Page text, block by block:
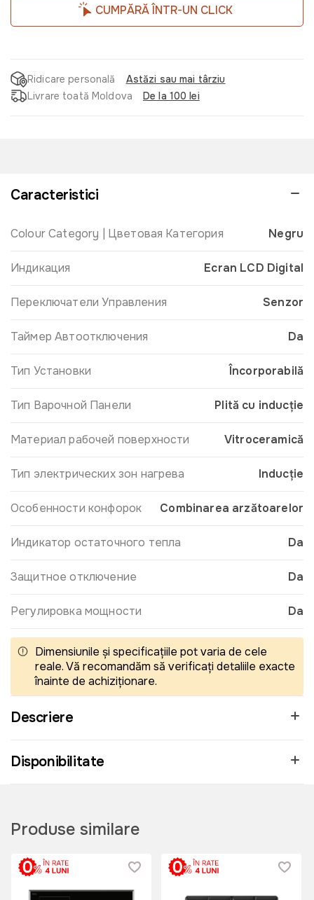
CUMPĂRĂ ÎNTR-UN CLICK
Ridicare personală
Astăzi sau mai târziu
Livrare toată Moldova
De la 100 lei
Caracteristici
Colour Category | Цветовая Категория Negru
Индикация Ecran LCD Digital
Переключатели Управления Senzor
Таймер Автоотключения Da
Тип Установки Încorporabilă
Тип Варочной Панели Plită cu inducție
Материал рабочей поверхности Vitroceramică
Тип электрических зон нагрева Inducție
Особенности конфорок Combinarea arzătoarelor
Индикатор остаточного тепла Da
Защитное отключение Da
Регулировка мощности Da
Dimensiunile și specificațiile pot varia de cele
reale. Vă recomandăm să verificați detaliile exacte
înainte de achiziționare.
Descriere
Disponibilitate
Produse similare